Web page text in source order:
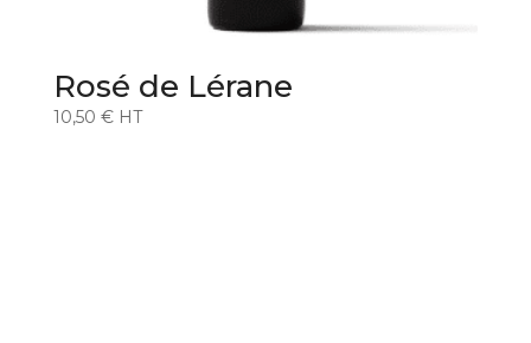
Rosé de Lérane
10,50 € HT